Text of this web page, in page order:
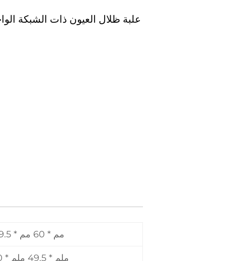
80 مم * 60 مم * 19.5 مم
65 ملم * 49.5 ملم * 10 ملم